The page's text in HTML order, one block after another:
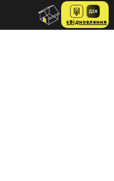
єВідновлення